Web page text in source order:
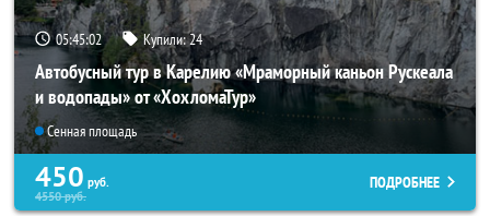
05:45:01 Купили:24
Автобусный тур в Карелию «Мраморный каньон Рускеала
и водопады» от «ХохломаТур»
Сенная площадь
450 руб.
4550руб.
ПОДРОБНЕЕ